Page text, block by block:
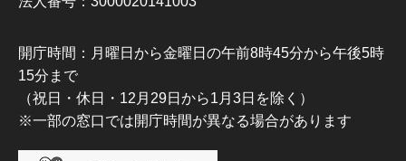
開庁時間：月曜日から金曜日の午前8時45分から午後5時
15分まで
（祝日・休日・12月29日から1月3日を除く）
※一部の窓口では開庁時間が異なる場合があります